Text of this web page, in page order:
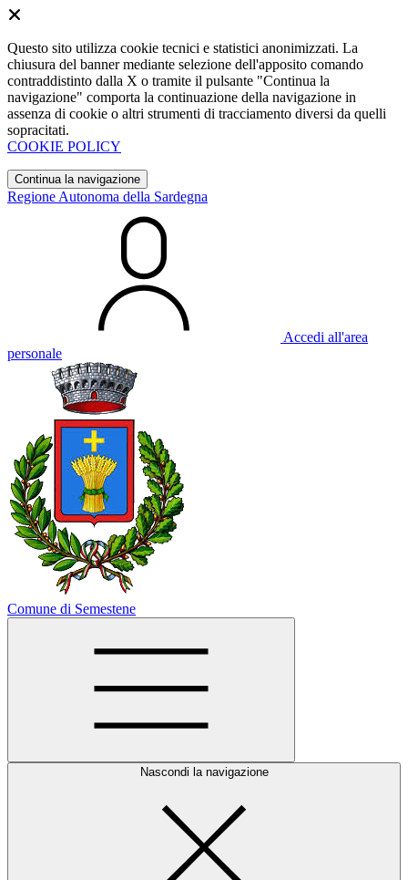
Questo sito utilizza cookie tecnici e statistici anonimizzati. La
chiusura del banner mediante selezione dell'apposito comando
contraddistinto dalla X o tramite il pulsante "Continua la
navigazione" comporta la continuazione della navigazione in
assenza di cookie o altri strumenti di tracciamento diversi da quelli
sopracitati.
COOKIE POLICY
Continua la navigazione
Regione Autonoma della Sardegna
Accedi all'area
personale
Comune di Semestene
Nascondi la navigazione